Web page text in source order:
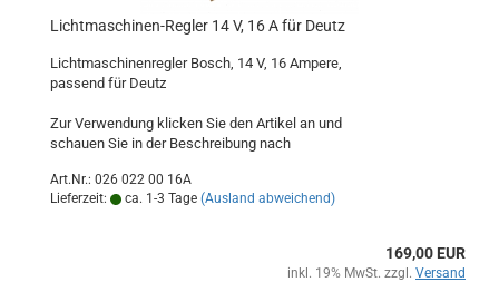
Lichtmaschinen-Regler 14 V, 16 A für Deutz
Lichtmaschinenregler Bosch, 14 V, 16 Ampere,
passend für Deutz
Zur Verwendung klicken Sie den Artikel an und
schauen Sie in der Beschreibung nach
Art.Nr.: 026 022 00 16A
Lieferzeit:
ca. 1-3 Tage (Ausland abweichend)
169,00 EUR
inkl. 19% MwSt. zzgl. Versand